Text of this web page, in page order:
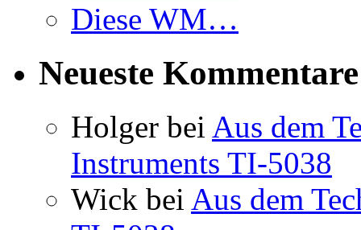
Diese WM…
Neueste Kommentare
Holger bei Aus dem
Instruments TI-5038
Wick bei Aus dem